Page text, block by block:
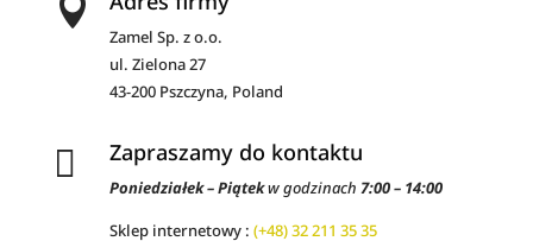

Zamel Sp. z o.o.
ul. Zielona 27
43-200 Pszczyna, Poland
 Zapraszamy do kontaktu
Poniedziałek – Piątekw godzinach 7:00 – 14:00
Sklep internetowy : (+48) 32 211 35 35